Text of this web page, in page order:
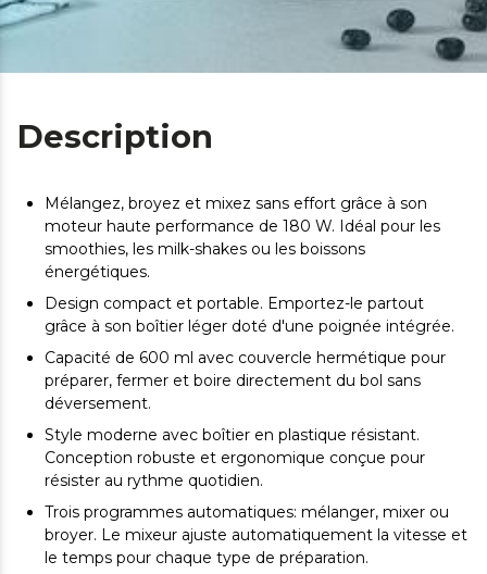
Description
Mélangez, broyez et mixez sans effort grâce à son
moteur haute performance de 180 W. Idéal pour les
smoothies, les milk-shakes ou les boissons
énergétiques.
Design compact et portable. Emportez-le partout
grâce à son boîtier léger doté d'une poignée intégrée.
Capacité de 600 ml avec couvercle hermétique pour
préparer, fermer et boire directement du bol sans
déversement.
Style moderne avec boîtier en plastique résistant.
Conception robuste et ergonomique conçue pour
résister au rythme quotidien.
Trois programmes automatiques: mélanger, mixer ou
broyer. Le mixeur ajuste automatiquement la vitesse et
le temps pour chaque type de préparation.